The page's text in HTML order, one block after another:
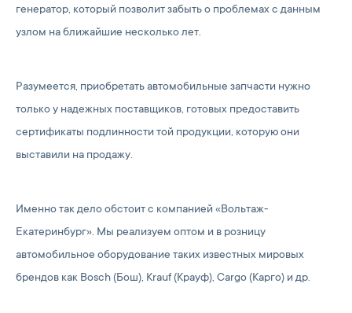
генератор, который позволит забыть о проблемах с данным
узлом на ближайшие несколько лет.
Разумеется, приобретать автомобильные запчасти нужно
только у надежных поставщиков, готовых предоставить
сертификаты подлинности той продукции, которую они
выставили на продажу.
Именно так дело обстоит с компанией «Вольтаж-
Екатеринбург». Мы реализуем оптом и в розницу
автомобильное оборудование таких известных мировых
брендов как Bosch (Бош), Krauf (Крауф), Cargo (Карго) и др.